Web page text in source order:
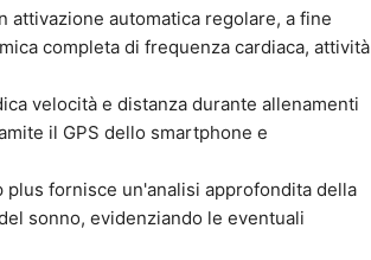
attivazione automatica regolare, a fine
completa di frequenza cardiaca, attività
velocità e distanza durante allenamenti
il GPS dello smartphone e
plus fornisce un'analisi approfondita della
sonno, evidenziando le eventuali